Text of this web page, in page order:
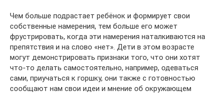
Чем больше подрастает ребёнок и формирует свои
собственные намерения, тем больше его может
фрустрировать, когда эти намерения наталкиваются на
препятствия и на слово «нет». Дети в этом возрасте
могут демонстрировать признаки того, что они хотят
что-то делать самостоятельно, например, одеваться
сами, приучаться к горшку, они также с готовностью
сообщают нам свои идеи и мнение об окружающем